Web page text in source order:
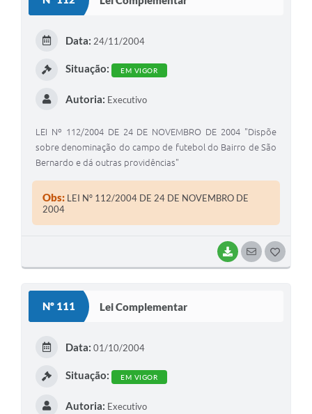
BAIXARSEGUIR
Data: 24/11/2004
Situação: EM VIGOR
Autoria: Executivo
LEI Nº 112/2004 DE 24 DE NOVEMBRO DE 2004 "Dispõe
sobre denominação do campo de futebol do Bairro de São
Bernardo e dá outras providências"
Obs: LEI Nº 112/2004 DE 24 DE NOVEMBRO DE
2004
Nº 111 Lei Complementar
Data: 01/10/2004
Situação: EM VIGOR
Autoria: Executivo